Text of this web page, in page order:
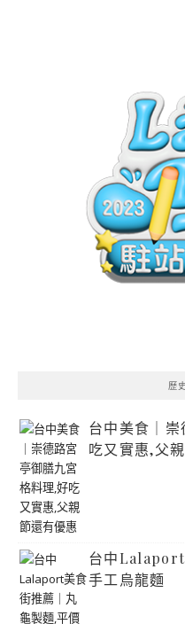
歷
台中美食｜
吃又實惠,父
台中Lalaport
手工烏龍麵